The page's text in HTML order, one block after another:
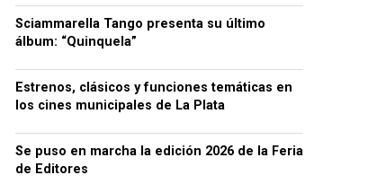
Sciammarella Tango presenta su último
álbum: “Quinquela”
Estrenos, clásicos y funciones temáticas en
los cines municipales de La Plata
Se puso en marcha la edición 2026 de la Feria
de Editores